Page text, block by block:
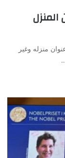
المنزل
منزله وغير